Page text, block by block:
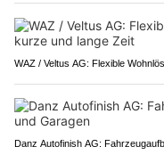
WAZ / Veltus AG: Flexible
Danz Autofinish AG: